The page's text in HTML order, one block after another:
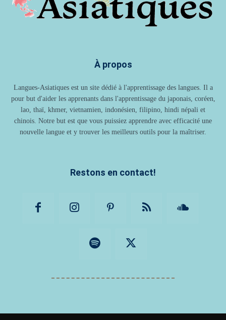
À propos
Langues-Asiatiques est un site dédié à l'apprentissage des langues. Il a
pour but d'aider les apprenants dans l'apprentissage du japonais, coréen,
lao, thaï, khmer, vietnamien, indonésien, filipino, hindi népali et
chinois. Notre but est que vous puissiez apprendre avec efficacité une
nouvelle langue et y trouver les meilleurs outils pour la maîtriser.
Restons en contact!